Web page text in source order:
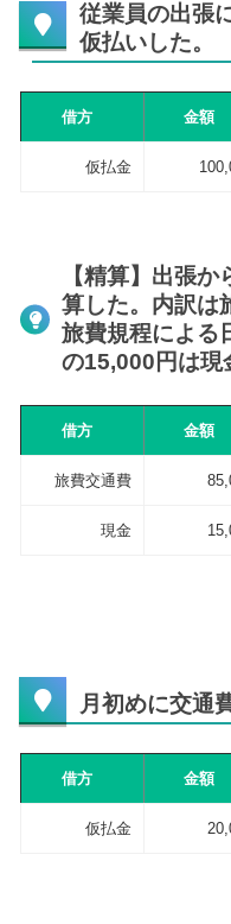
従業員の出張
仮払いした。
借方 金額
仮払金
【精算】出張
算した。内訳は
旅費規程による
の15,000円は現
借方 金額
旅費交通費
現金
月初めに交通
借方 金額
仮払金